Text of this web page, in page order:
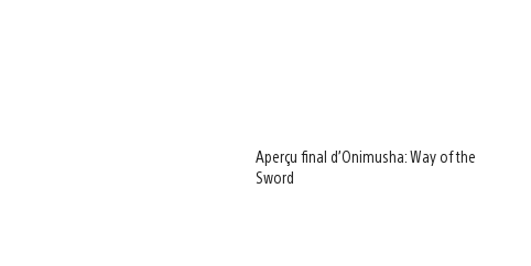
Aperçu final d’Onimusha: Way of the
Sword